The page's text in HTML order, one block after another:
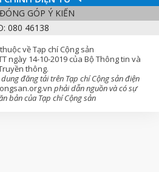
GÓP Ý KIẾN
080 46138
về Tạp chí Cộng sản
ngày 14-10-2019 của Bộ Thông tin và
thông.
đăng tải trên Tạp chí Cộng sản điện
phải dẫn nguồn và có sự
bản của Tạp chí Cộng sản